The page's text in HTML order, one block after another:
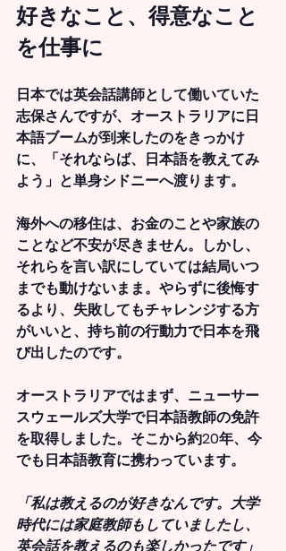
好きなこと、得意なこと
を仕事に
日本では英会話講師として働いていた
志保さんですが、オーストラリアに日
本語ブームが到来したのをきっかけ
に、「それならば、日本語を教えてみ
よう」と単身シドニーへ渡ります。
海外への移住は、お金のことや家族の
ことなど不安が尽きません。しかし、
それらを言い訳にしていては結局いつ
までも動けないまま。やらずに後悔す
るより、失敗してもチャレンジする方
がいいと、持ち前の行動力で日本を飛
び出したのです。
オーストラリアではまず、ニューサー
スウェールズ大学で日本語教師の免許
を取得しました。そこから約20年、今
でも日本語教育に携わっています。
「私は教えるのが好きなんです。大学
時代には家庭教師もしていましたし、
英会話を教えるのも楽しかったです」